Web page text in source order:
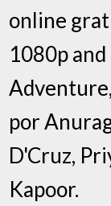
online
1080p
por
D'Cruz,
Kapoor.